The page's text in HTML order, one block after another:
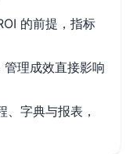
的前提，指标
理成效直接影响
字典与报表，